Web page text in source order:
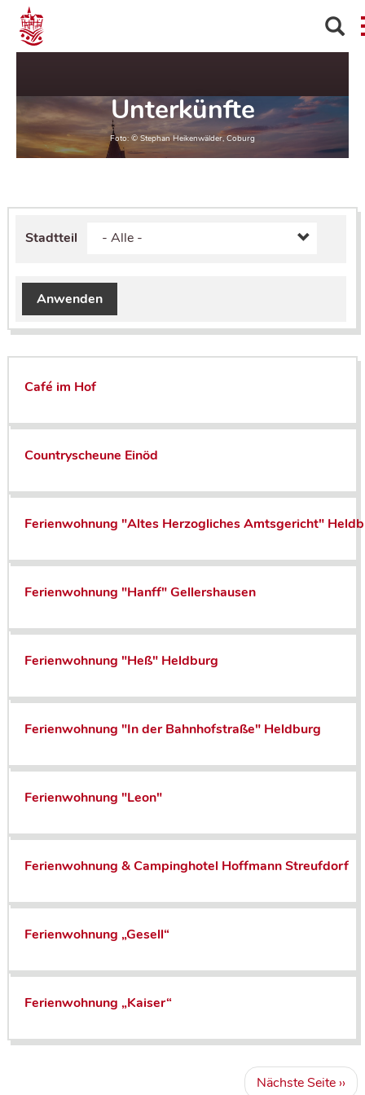
Unterkünfte
Stadtteil
Anwenden
Café im Hof
Countryscheune Einöd
Ferienwohnung "Altes Herzogliches Amtsgericht"
Ferienwohnung "Hanff" Gellershausen
Ferienwohnung "Heß" Heldburg
Ferienwohnung "In der Bahnhofstraße" Heldburg
Ferienwohnung "Leon"
Ferienwohnung & Campinghotel Hoffmann Streufdorf
Ferienwohnung „Gesell“
Ferienwohnung „Kaiser“
Nächste
Nächste Seite ››